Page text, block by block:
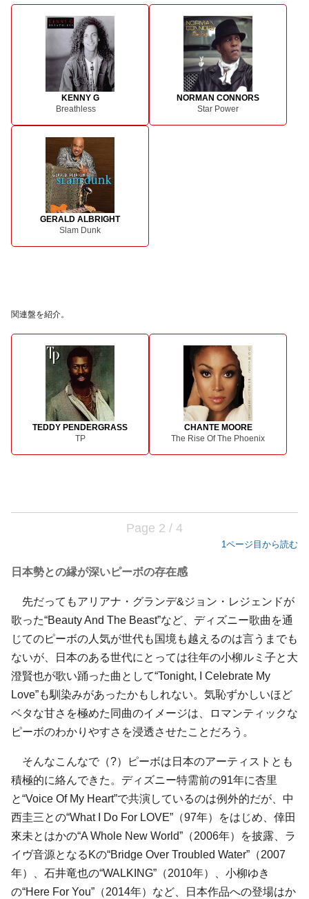
KENNY G
Breathless
NORMAN CONNORS
Star Power
GERALD ALBRIGHT
Slam Dunk
関連盤を紹介。
TEDDY PENDERGRASS
TP
CHANTE MOORE
The Rise Of The Phoenix
Page 2 / 4
1ページ目から読む
日本勢との縁が深いピーボの存在感
先だってもアリアナ・グランデ&ジョン・レジェンドが
歌った“Beauty And The Beast”など、ディズニー歌曲を通
じてのピーボの人気が世代も国境も越えるのは言うまでも
ないが、日本のある世代にとっては往年の小柳ルミ子と大
澄賢也が歌い踊った曲として“Tonight, I Celebrate My
Love”も馴染みがあったかもしれない。気恥ずかしいほど
ベタな甘さを極めた同曲のイメージは、ロマンティックな
ピーボのわかりやすさを浸透させたことだろう。
そんなこんなで（?）ピーボは日本のアーティストとも
積極的に絡んできた。ディズニー特需前の91年に杏里
と“Voice Of My Heart”で共演しているのは例外的だが、中
西圭三との“What I Do For LOVE”（97年）をはじめ、倖田
來未とはかの“A Whole New World”（2006年）を披露、ラ
イヴ音源となるKの“Bridge Over Troubled Water”（2007
年）、石井竜也の“WALKING”（2010年）、小柳ゆき
の“Here For You”（2014年）など、日本作品への登場はか